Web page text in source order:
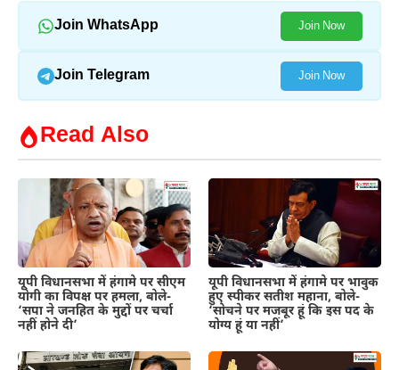
Join WhatsApp Join Now
Join Telegram Join Now
Read Also
यूपी विधानसभा में हंगामे पर सीएम
योगी का विपक्ष पर हमला, बोले-
‘सपा ने जनहित के मुद्दों पर चर्चा
नहीं होने दी’
यूपी विधानसभा में हंगामे पर भावुक
हुए स्पीकर सतीश महाना, बोले-
‘सोचने पर मजबूर हूं कि इस पद के
योग्य हूं या नहीं’